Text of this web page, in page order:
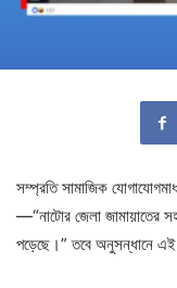
সম্প্রতি সামাজিক
—“নাটোর জেলা জামায়াতের
পড়েছে।” তবে অনুসন্ধানে এই